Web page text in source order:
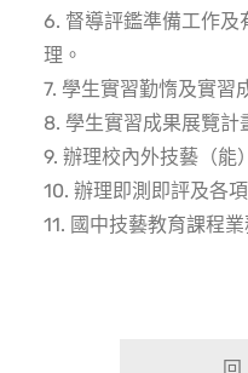
6. 督導評鑑準備工作及
理。
7. 學生實習勤惰及實習
8. 學生實習成果展覽計
9. 辦理校內外技藝（能
10. 辦理即測即評及各
11. 國中技藝教育課程業